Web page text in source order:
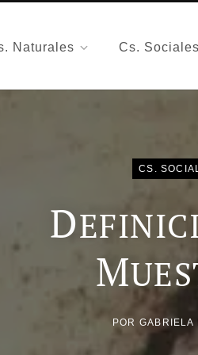
Naturales Cs. Sociales
CS.
D
M
POR GABRIELA